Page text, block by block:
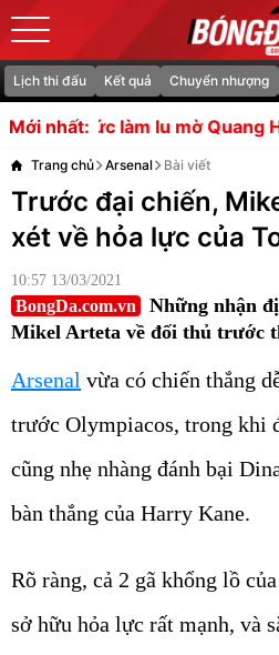
Lịch thi đấu Kết quả Chuyển nhượng
Mới nhất:
mờ Quang Hải Chuyên gia
Trang chủ Arsenal Bài viết
Trước đại chiến,
xét về hỏa lực của
10:57 13/03/2021
BongDa.com.vn
Những nhận
Mikel Arteta về đối thủ trước
Arsenal vừa có chiến thắng
trước Olympiacos, trong khi
cũng nhẹ nhàng đánh bại
bàn thắng của Harry Kane.
Rõ ràng, cả 2 gã khổng lồ
sở hữu hỏa lực rất mạnh, và